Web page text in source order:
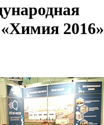
2016»